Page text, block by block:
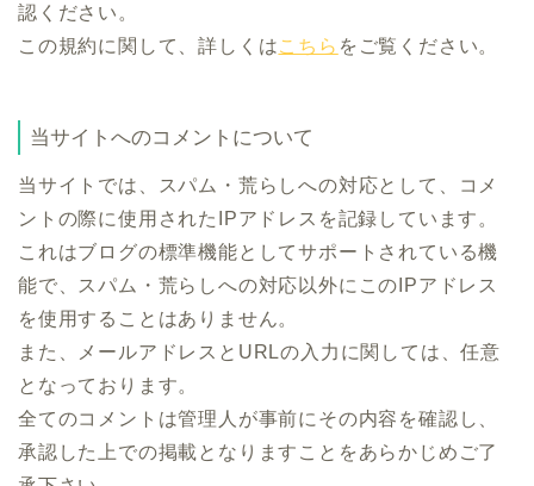
認ください。
この規約に関して、詳しくはこちら をご覧ください。
当サイトへのコメントについて
当サイトでは、スパム・荒らしへの対応として、コメ
ントの際に使用されたIPアドレスを記録しています。
これはブログの標準機能としてサポートされている機
能で、スパム・荒らしへの対応以外にこのIPアドレス
を使用することはありません。
また、メールアドレスとURLの入力に関しては、任意
となっております。
全てのコメントは管理人が事前にその内容を確認し、
承認した上での掲載となりますことをあらかじめご了